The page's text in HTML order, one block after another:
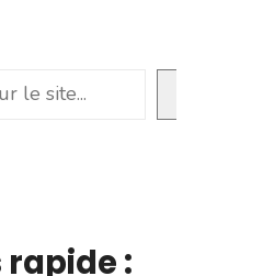
rapide :